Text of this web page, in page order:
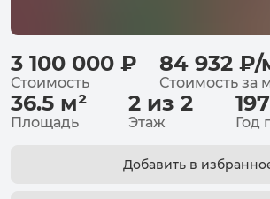
3 100 000 ₽
Стоимость
84 932 ₽/
Стоимость за
36.5 м²
Площадь
2 из 2
Этаж Год
Добавить в